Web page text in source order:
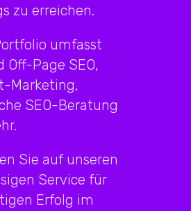
zu erreichen.
umfasst
Off-Page SEO,
Marketing,
SEO-Beratung
Sie auf unseren
Service für
Erfolg im